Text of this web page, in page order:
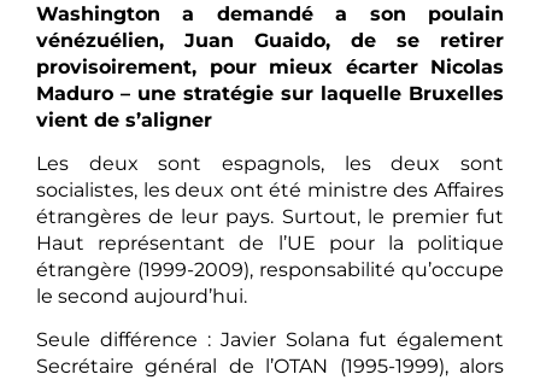
Washington a demandé a son poulain
vénézuélien, Juan Guaido, de se retirer
provisoirement, pour mieux écarter Nicolas
Maduro – une stratégie sur laquelle Bruxelles
vient de s’aligner
Les deux sont espagnols, les deux sont
socialistes, les deux ont été ministre des Affaires
étrangères de leur pays. Surtout, le premier fut
Haut représentant de l’UE pour la politique
étrangère (1999-2009), responsabilité qu’occupe
le second aujourd’hui.
Seule différence : Javier Solana fut également
Secrétaire général de l’OTAN (1995-1999), alors